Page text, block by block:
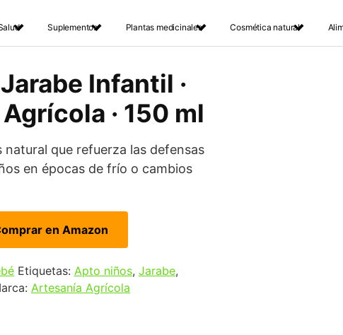
Suplementos Plantas medicinales Cosmética natural
Infantil ·
· 150 ml
que refuerza las defensas
en épocas de frío o cambios
en Amazon
Etiquetas: Apto niños, Jarabe,
Artesanía Agrícola